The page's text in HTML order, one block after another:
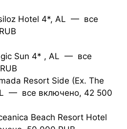
Hotel 4*, AL — все
Sun 4* , AL — все
Resort Side (Ex. The
— все включено, 42 500
Beach Resort Hotel